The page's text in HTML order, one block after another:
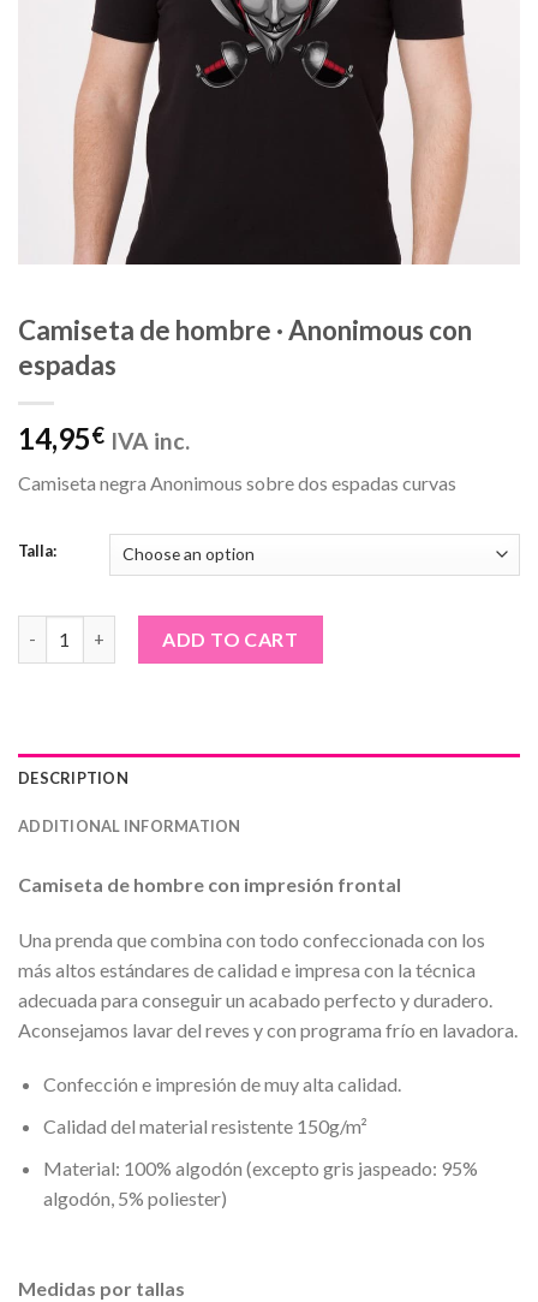
Camiseta de hombre · Anonimous con
espadas
14,95€ IVA inc.
Camiseta negra Anonimous sobre dos espadas curvas
Talla:
ADD TO CART
DESCRIPTION
ADDITIONAL INFORMATION
Camiseta de hombre con impresión frontal
Una prenda que combina con todo confeccionada con los
más altos estándares de calidad e impresa con la técnica
adecuada para conseguir un acabado perfecto y duradero.
Aconsejamos lavar del reves y con programa frío en lavadora.
Confección e impresión de muy alta calidad.
Calidad del material resistente 150g/m²
Material: 100% algodón (excepto gris jaspeado: 95%
algodón, 5% poliester)
Medidas por tallas